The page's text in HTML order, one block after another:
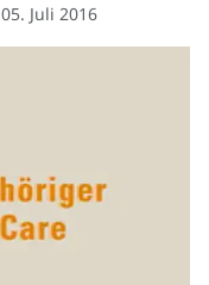
05. Juli 2016